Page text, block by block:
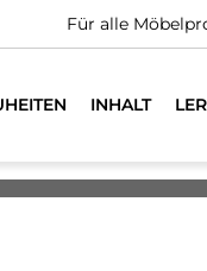
Für alle
INHALT